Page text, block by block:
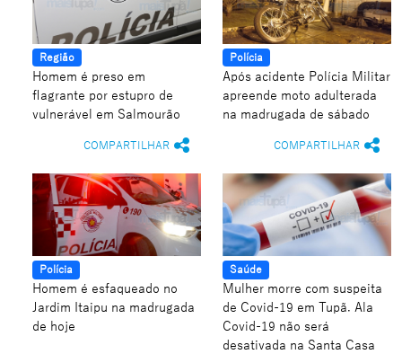
Região
Homem é preso em
flagrante por estupro de
vulnerável em Salmourão
COMPARTILHAR
Polícia
Após acidente Polícia Militar
apreende moto adulterada
na madrugada de sábado
COMPARTILHAR
Polícia
Homem é esfaqueado no
Jardim Itaipu na madrugada
de hoje
Saúde
Mulher morre com suspeita
de Covid-19 em Tupã. Ala
Covid-19 não será
desativada na Santa Casa